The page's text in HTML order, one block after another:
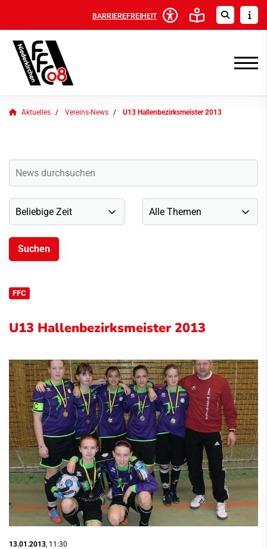
BARRIEREFREIHEIT
Aktuelles Vereins-News U13 Hallenbezirksmeister 2013
FFC
U13 Hallenbezirksmeister 2013
13.01.2013, 11:30